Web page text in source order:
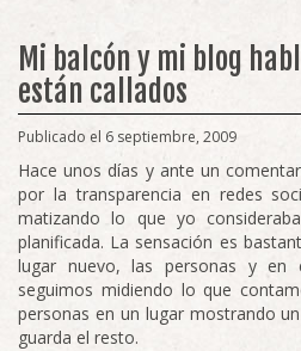
Mi balcón y mi blog
están callados
Publicado el 6 septiembre, 2009
Hace unos días y ante un
por la transparencia en redes
matizando lo que yo
planificada. La sensación es
lugar nuevo, las personas y en
seguimos midiendo lo que
personas en un lugar mostrando
guarda el resto.